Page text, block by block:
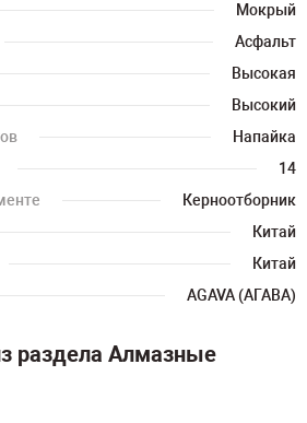
Мокрый
Асфальт
Высокая
Высокий
Напайка
14
Керноотборник
Китай
Китай
AGAVA (АГАВА)
раздела Алмазные